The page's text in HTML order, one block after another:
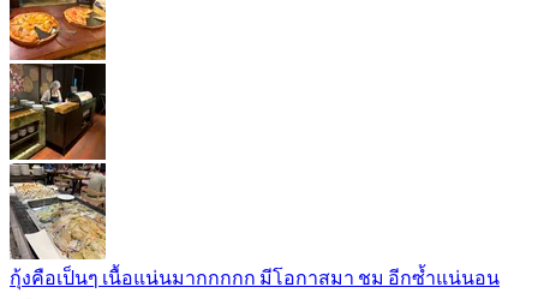
กุ้งคือเป็นๆ เนื้อแน่นมากกกกก มีโอกาสมา ชม อีกซ้ำแน่นอน